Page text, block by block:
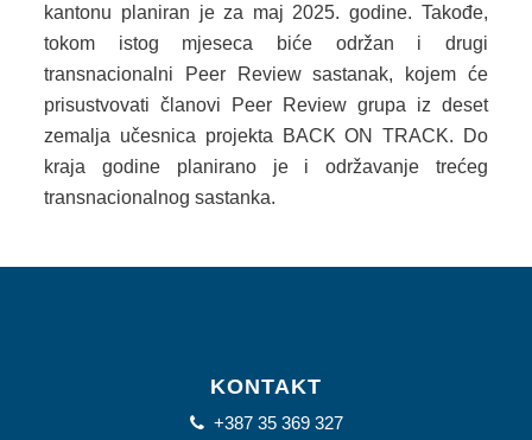
kantonu planiran je za maj 2025. godine. Takođe,
tokom istog mjeseca biće održan i drugi
transnacionalni Peer Review sastanak, kojem će
prisustvovati članovi Peer Review grupa iz deset
zemalja učesnica projekta BACK ON TRACK. Do
kraja godine planirano je i održavanje trećeg
transnacionalnog sastanka.
KONTAKT
+387 35 369 327